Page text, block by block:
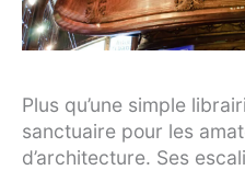
Plus qu’une simple
sanctuaire pour les
d’architecture. Ses